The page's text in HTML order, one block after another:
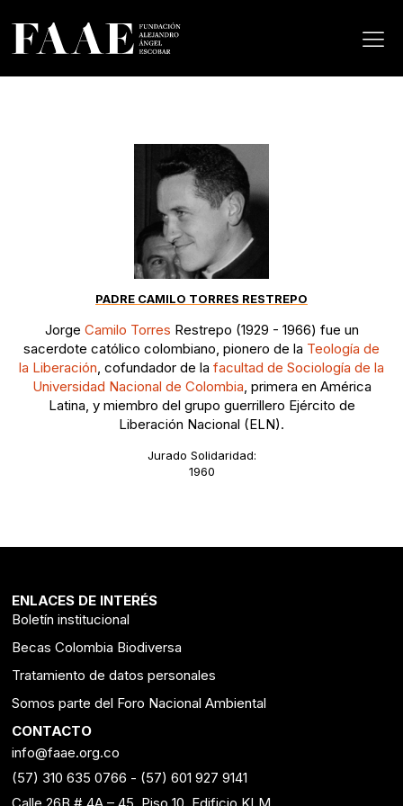
PADRE CAMILO TORRES RESTREPO
Jorge Camilo Torres Restrepo (1929 - 1966) fue un
sacerdote católico colombiano, pionero de la Teología de
la Liberación, cofundador de la facultad de Sociología​ de la
Universidad Nacional de Colombia, primera en América
Latina, y miembro del grupo guerrillero Ejército de
Liberación Nacional (ELN).
Jurado Solidaridad:
1960
ENLACES DE INTERÉS
Boletín institucional
Becas Colombia Biodiversa
Tratamiento de datos personales
Somos parte del Foro Nacional Ambiental
CONTACTO
info@faae.org.co
(57) 310 635 0766 - (57) 601 927 9141